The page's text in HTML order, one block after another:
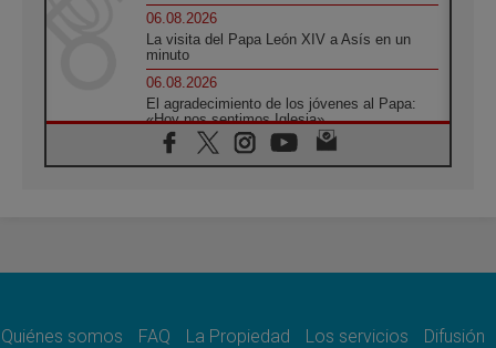
06.08.2026
La visita del Papa León XIV a Asís en un
minuto
06.08.2026
El agradecimiento de los jóvenes al Papa:
«Hoy nos sentimos Iglesia»
06.08.2026
Líbano: Reanudan los coloquios en Roma en
paz
Quiénes somos FAQ La Propiedad Los servicios Difusión